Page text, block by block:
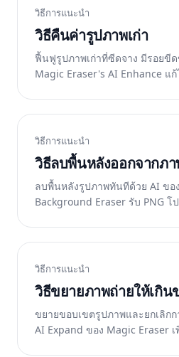
วิธีการแนะนำ
วิธีคืนค่ารูปภาพเก่า
ฟื้นฟูรูปภาพเก่าที่ซีดจาง มีรอยขี
Magic Eraser's AI Enhance แ
วิธีการแนะนำ
วิธีลบพื้นหลังออกจากภ
ลบพื้นหลังรูปภาพทันทีด้วย AI ขอ
Background Eraser รับ PNG
วิธีการแนะนำ
วิธีขยายภาพถ่ายให้เกิน
ขยายขอบเขตรูปภาพและยกเลิก
AI Expand ของ Magic Eraser